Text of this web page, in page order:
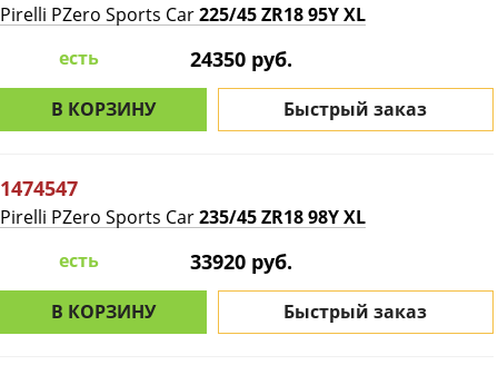
Pirelli PZero Sports Car225/45 ZR18 95Y XL
есть
24350 руб.
В КОРЗИНУ Быстрый заказ
1474547
Pirelli PZero Sports Car235/45 ZR18 98Y XL
есть
33920 руб.
В КОРЗИНУ Быстрый заказ